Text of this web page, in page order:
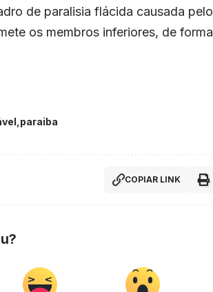
de paralisia flácida causada pelo
os membros inferiores, de forma
paraiba
COPIAR LINK